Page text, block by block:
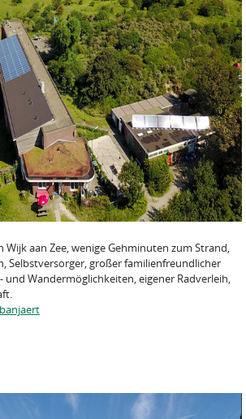
Wijk aan Zee, wenige Gehminuten zum Strand,
Selbstversorger, großer familienfreundlicher
und Wandermöglichkeiten, eigener Radverleih,